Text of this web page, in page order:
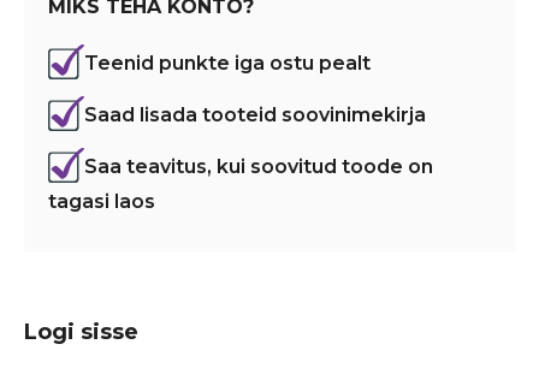
MIKS TEHA KONTO?
Teenid punkte iga ostu pealt
Saad lisada tooteid soovinimekirja
Saa teavitus, kui soovitud toode on
tagasi laos
Logi sisse